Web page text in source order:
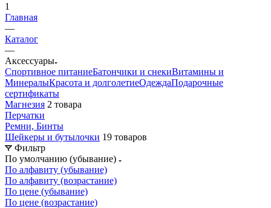
1
Главная
—
Каталог
—
Аксессуары
Спортивное питаниеБатончики и снекиВитамины и
МинералыКрасота и долголетиеОдеждаПодарочные
сертификаты
Магнезия 2 товара
Перчатки
Ремни, Бинты
Шейкеры и бутылочки 19 товаров
Фильтр
По умолчанию (убывание)
По алфавиту (убывание)
По алфавиту (возрастание)
По цене (убывание)
По цене (возрастание)